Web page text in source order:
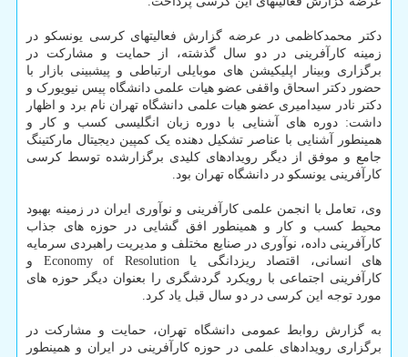
دکتر محمدکاظمی در عرضه گزارش فعالیتهای کرسی یونسکو در
زمینه کارآفرینی در دو سال گذشته، از حمایت و مشارکت در
برگزاری وبینار اپلیکیشن های موبایلی ارتباطی و پیشبینی بازار با
حضور دکتر اسحاق واقفی عضو هیات علمی دانشگاه پیس نیویورک و
دکتر نادر سیدامیری عضو هیات علمی دانشگاه تهران نام برد و اظهار
داشت: دوره های آشنایی با دوره زبان انگلیسی کسب و کار و
همینطور آشنایی با عناصر تشکیل دهنده یک کمپین دیجیتال مارکتینگ
جامع و موفق از دیگر رویدادهای کلیدی برگزارشده توسط کرسی
کارآفرینی یونسکو در دانشگاه تهران بود.
وی، تعامل با انجمن علمی کارآفرینی و نوآوری ایران در زمینه بهبود
محیط کسب و کار و همینطور افق گشایی در حوزه های جذاب
کارآفرینی داده، نوآوری در صنایع مختلف و مدیریت راهبردی سرمایه
های انسانی، اقتصاد ریزدانگی یا Economy of Resolution و
کارآفرینی اجتماعی با رویکرد گردشگری را بعنوان دیگر حوزه های
مورد توجه این کرسی در دو سال قبل یاد کرد.
به گزارش روابط عمومی دانشگاه تهران، حمایت و مشارکت در
برگزاری رویدادهای علمی در حوزه کارآفرینی در ایران و همینطور